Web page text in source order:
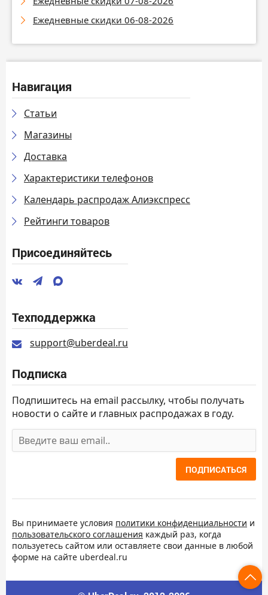
Ежедневные скидки 06-08-2026
Навигация
Статьи
Магазины
Доставка
Характеристики телефонов
Календарь распродаж Алиэкспресс
Рейтинги товаров
Присоединяйтесь
Техподдержка
support@uberdeal.ru
Подписка
Подпишитесь на email рассылку, чтобы получать
новости о сайте и главных распродажах в году.
ПОДПИСАТЬСЯ
Вы принимаете условия политики конфиденциальности и
пользовательского соглашения каждый раз, когда
пользуетесь сайтом или оставляете свои данные в любой
форме на сайте uberdeal.ru